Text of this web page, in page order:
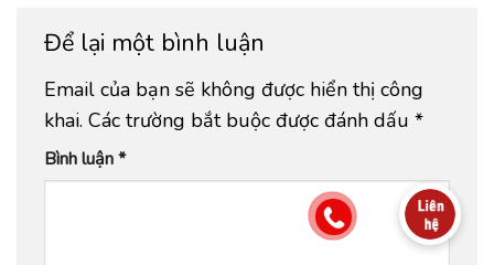
Để lại một bình luận
Email của bạn sẽ không được hiển thị công
khai. Các trường bắt buộc được đánh dấu *
Bình luận*